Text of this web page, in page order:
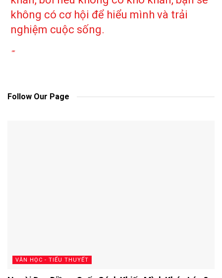
không có cơ hội để hiểu mình và trải
nghiệm cuộc sống.
""
Follow Our Page
VĂN HỌC - TIỂU THUYẾT